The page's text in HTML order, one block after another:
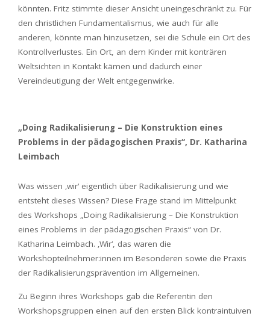
könnten. Fritz stimmte dieser Ansicht uneingeschränkt zu. Für
den christlichen Fundamentalismus, wie auch für alle
anderen, könnte man hinzusetzen, sei die Schule ein Ort des
Kontrollverlustes. Ein Ort, an dem Kinder mit konträren
Weltsichten in Kontakt kämen und dadurch einer
Vereindeutigung der Welt entgegenwirke.
„Doing Radikalisierung – Die Konstruktion eines
Problems in der pädagogischen Praxis“, Dr. Katharina
Leimbach
Was wissen ‚wir‘ eigentlich über Radikalisierung und wie
entsteht dieses Wissen? Diese Frage stand im Mittelpunkt
des Workshops „Doing Radikalisierung – Die Konstruktion
eines Problems in der pädagogischen Praxis“ von Dr.
Katharina Leimbach. ‚Wir‘, das waren die
Workshopteilnehmer:innen im Besonderen sowie die Praxis
der Radikalisierungsprävention im Allgemeinen.
Zu Beginn ihres Workshops gab die Referentin den
Workshopsgruppen einen auf den ersten Blick kontraintuiven